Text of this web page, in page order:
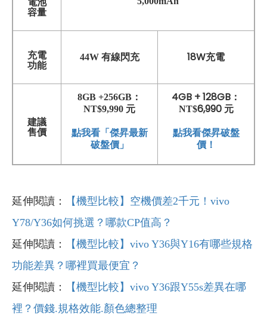
容量
充電
功能
44W 有線閃充 18W充電
建議
售價
8GB +256GB：
NT$9,990 元
點我看「傑昇最新
破盤價」
4GB + 128GB：
NT$6,990 元
點我看傑昇破盤
價！
延伸閱讀：
【機型比較】空機價差2千元！vivo
Y78/Y36如何挑選？哪款CP值高？
延伸閱讀：
【機型比較】vivo Y36與Y16有哪些規格
功能差異？哪裡買最便宜？
延伸閱讀：
【機型比較】vivo Y36跟Y55s差異在哪
裡？價錢.規格效能.顏色總整理